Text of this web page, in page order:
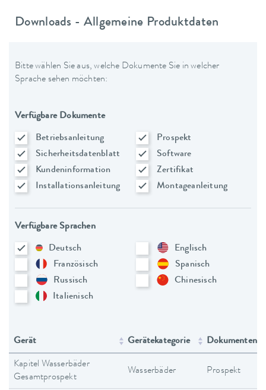
Downloads - Allgemeine Produktdaten
Bitte wählen Sie aus, welche Dokumente Sie in welcher
Sprache sehen möchten:
Verfügbare Dokumente
Betriebsanleitung
Prospekt
Sicherheitsdatenblatt
Software
Kundeninformation
Zertifikat
Installationsanleitung
Montageanleitung
Verfügbare Sprachen
Deutsch
Englisch
Französisch
Spanisch
Russisch
Chinesisch
Italienisch
Gerät Gerätekategorie
Kapitel Wasserbäder
Gesamtprospekt
Wasserbäder Prospekt